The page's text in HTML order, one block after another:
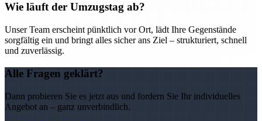
Wie läuft der Umzugstag ab?
Unser Team erscheint pünktlich vor Ort, lädt Ihre Gegenstände
sorgfältig ein und bringt alles sicher ans Ziel – strukturiert, schnell
und zuverlässig.
Alle Fragen geklärt?
Dann probieren Sie es jetzt aus und fordern Sie Ihr individuelles
Angebot an – ganz unverbindlich.